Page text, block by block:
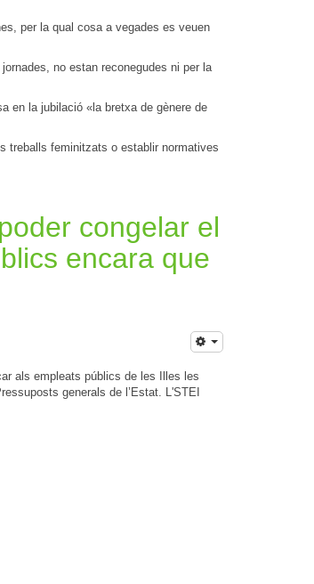
per la qual cosa a vegades es veuen
no estan reconegudes ni per la
en la jubilació «la bretxa de gènere de
treballs feminitzats o establir normatives
congelar el
encara que
als empleats públics de les Illes les
generals de l’Estat. L'STEI